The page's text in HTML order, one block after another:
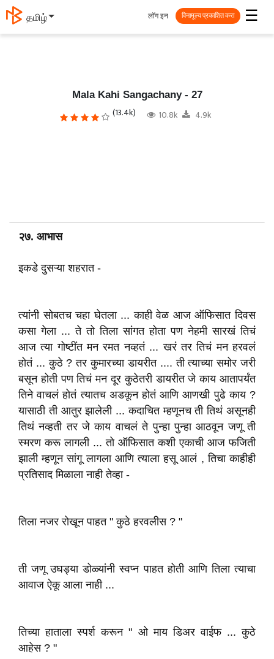
தமிழ் ☰
लॉग इन विनामूल्य प्रकाशित करा
Mala Kahi Sangachany - 27
(13.4k) 10.8k 4.9k
२७. आभास
इकडे दुसऱ्या शहरात -
त्यांनी सोबतच चहा घेतला ... काही वेळ आज ऑफिसात दिवस
कसा गेला ... ते तो तिला सांगत होता पण नेहमी सारखं तिचं
आज त्या गोष्टींत मन रमत नव्हतं ... खरं तर तिचं मन हरवलं
होतं ... कुठे ? तर कुमारच्या डायरीत .... ती त्याच्या समोर जरी
बसून होती पण तिचं मन दूर कुठेतरी डायरीत जे काय आतापर्यंत
तिने वाचलं होतं त्यातच अडकून होतं आणि आणखी पुढे काय ?
यासाठी ती आतुर झालेली ... कदाचित म्हणूनच ती तिथं असूनही
तिथं नव्हती तर जे काय वाचलं ते पुन्हा पुन्हा आठवून जणू ती
स्मरण करू लागली ... तो ऑफिसात कशी एकाची आज फजिती
झाली म्हणून सांगू लागला आणि त्याला हसू आलं , तिचा काहीही
प्रतिसाद मिळाला नाही तेव्हा -
तिला नजर रोखून पाहत " कुठे हरवलीस ? "
ती जणू उघड्या डोळ्यांनी स्वप्न पाहत होती आणि तिला त्याचा
आवाज ऐकू आला नाही ...
तिच्या हाताला स्पर्श करून " ओ माय डिअर वाईफ ... कुठे
आहेस ? "